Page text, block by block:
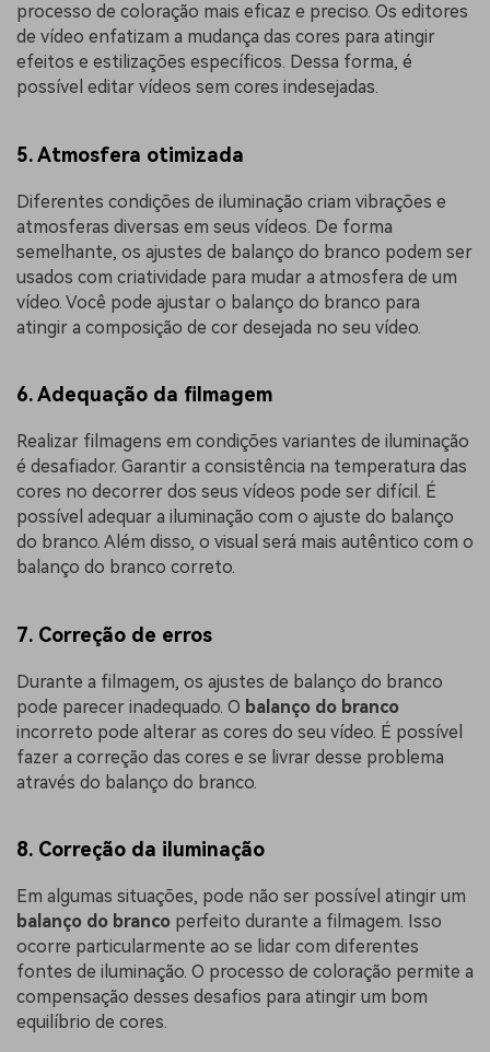
processo de coloração mais eficaz e preciso. Os editores
de vídeo enfatizam a mudança das cores para atingir
efeitos e estilizações específicos. Dessa forma, é
possível editar vídeos sem cores indesejadas.
5. Atmosfera otimizada
Diferentes condições de iluminação criam vibrações e
atmosferas diversas em seus vídeos. De forma
semelhante, os ajustes de balanço do branco podem ser
usados com criatividade para mudar a atmosfera de um
vídeo. Você pode ajustar o balanço do branco para
atingir a composição de cor desejada no seu vídeo.
6. Adequação da filmagem
Realizar filmagens em condições variantes de iluminação
é desafiador. Garantir a consistência na temperatura das
cores no decorrer dos seus vídeos pode ser difícil. É
possível adequar a iluminação com o ajuste do balanço
do branco. Além disso, o visual será mais autêntico com o
balanço do branco correto.
7. Correção de erros
Durante a filmagem, os ajustes de balanço do branco
pode parecer inadequado. O balanço do branco
incorreto pode alterar as cores do seu vídeo. É possível
fazer a correção das cores e se livrar desse problema
através do balanço do branco.
8. Correção da iluminação
Em algumas situações, pode não ser possível atingir um
balanço do branco perfeito durante a filmagem. Isso
ocorre particularmente ao se lidar com diferentes
fontes de iluminação. O processo de coloração permite a
compensação desses desafios para atingir um bom
equilíbrio de cores.